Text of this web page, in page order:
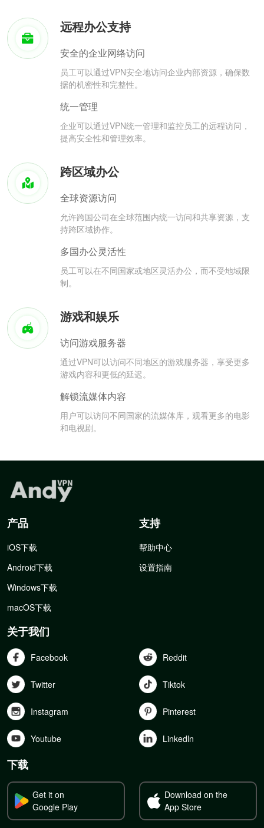
远程办公支持
安全的企业网络访问
员工可以通过VPN安全地访问企业内部资源，确保数
据的机密性和完整性。
统一管理
企业可以通过VPN统一管理和监控员工的远程访问，
提高安全性和管理效率。
跨区域办公
全球资源访问
允许跨国公司在全球范围内统一访问和共享资源，支
持跨区域协作。
多国办公灵活性
员工可以在不同国家或地区灵活办公，而不受地域限
制。
游戏和娱乐
访问游戏服务器
通过VPN可以访问不同地区的游戏服务器，享受更多
游戏内容和更低的延迟。
解锁流媒体内容
用户可以访问不同国家的流媒体库，观看更多的电影
和电视剧。
产品
iOS下载
Android下载
Windows下载
macOS下载
支持
帮助中心
设置指南
关于我们
Facebook Reddit
Twitter Tiktok
Instagram Pinterest
Youtube Linkedln
下载
Get it on
Google Play
Download on the
App Store